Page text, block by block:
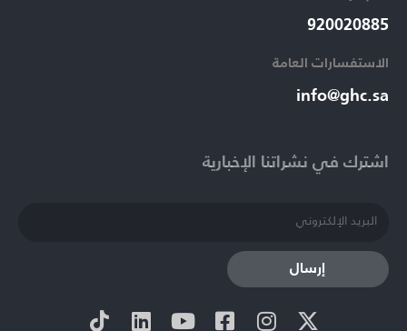
اشترك في نشراتنا الإخبارية​
إرسال
920020885​
الاستفسارات العامة ​
info@ghc.sa​